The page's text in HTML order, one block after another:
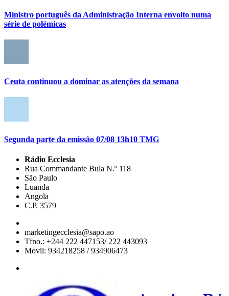
Ministro português da Administração Interna envolto numa
série de polémicas
Ceuta continuou a dominar as atenções da semana
Segunda parte da emissão 07/08 13h10 TMG
Rádio Ecclesia
Rua Commandante Bula N.º 118
São Paulo
Luanda
Angola
C.P. 3579
marketingecclesia@sapo.ao
Tfno.: +244 222 447153/ 222 443093
Movil: 934218258 / 934906473